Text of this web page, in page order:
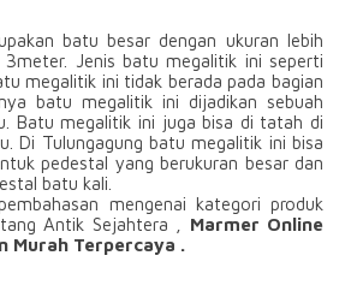
batu besar dengan ukuran lebih
Jenis batu megalitik ini seperti
megalitik ini tidak berada pada bagian
batu megalitik ini dijadikan sebuah
Batu megalitik ini juga bisa di tatah di
Di Tulungagung batu megalitik ini bisa
pedestal yang berukuran besar dan
batu kali.
mengenai kategori produk
Antik Sejahtera , Marmer Online
Murah Terpercaya .